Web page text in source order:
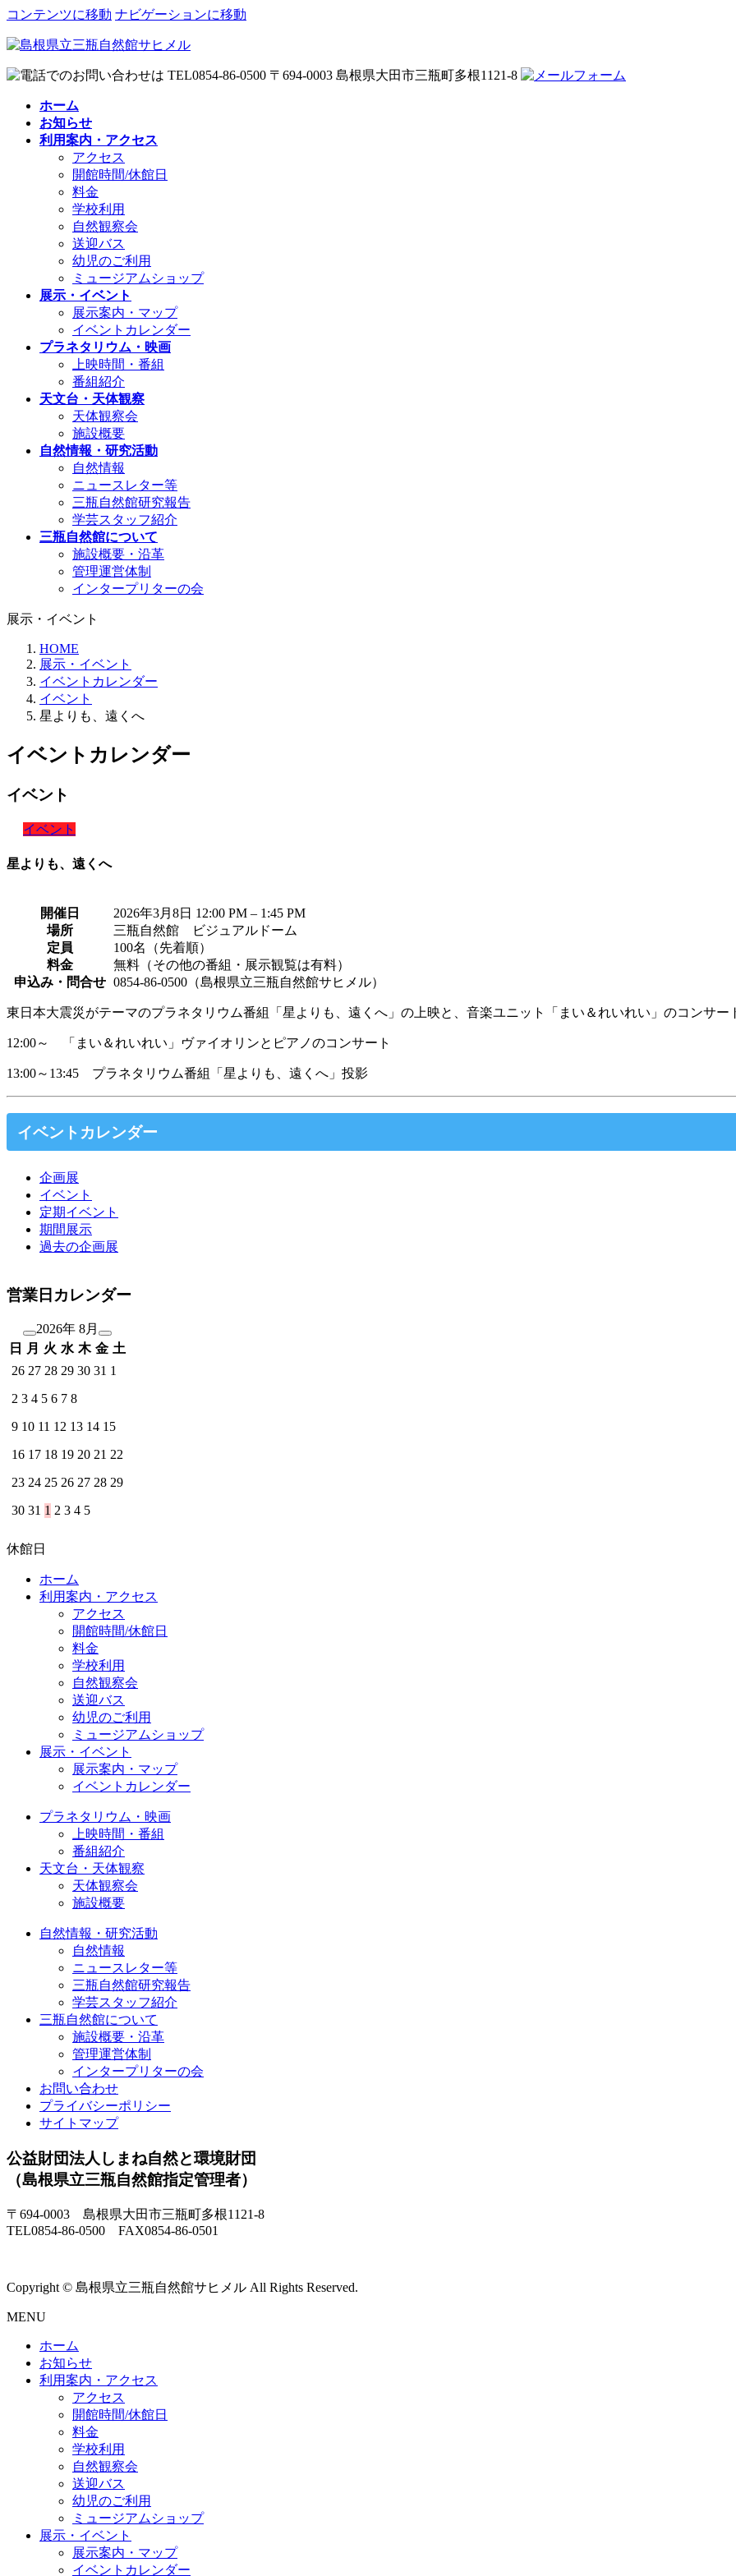
コンテンツに移動 ナビゲーションに移動
ホーム
お知らせ
利用案内・アクセス
アクセス
開館時間/休館日
料金
学校利用
自然観察会
送迎バス
幼児のご利用
ミュージアムショップ
展示・イベント
展示案内・マップ
イベントカレンダー
プラネタリウム・映画
上映時間・番組
番組紹介
天文台・天体観察
天体観察会
施設概要
自然情報・研究活動
自然情報
ニュースレター等
三瓶自然館研究報告
学芸スタッフ紹介
三瓶自然館について
施設概要・沿革
管理運営体制
インタープリターの会
展示・イベント
HOME
展示・イベント
イベントカレンダー
イベント
星よりも、遠くへ
イベントカレンダー
イベント
イベント
星よりも、遠くへ
開催日 2026年3月8日 12:00 PM – 1:45 PM
場所
三瓶自然館 ビジュアルドーム
定員
100名（先着順）
料金
無料（その他の番組・展示観覧は有料）
申込み・問合せ 0854-86-0500（島根県立三瓶自然館サヒメル）
東日本大震災がテーマのプラネタリウム番組「星よりも、遠くへ」の上映と、音楽ユニット「まい＆れいれい」のコンサー
12:00～ 「まい＆れいれい」ヴァイオリンとピアノのコンサート
13:00～13:45 プラネタリウム番組「星よりも、遠くへ」投影
イベントカレンダー
企画展
イベント
定期イベント
期間展示
過去の企画展
営業日カレンダー
2026年 8月
日
月 火 水 木 金 土
26 27 28 29 30 31 1
2 3 4 5 6 7 8
9 10 11 12 13 14 15
16 17 18 19 20 21 22
23 24 25 26 27 28 29
30 31 1 2 3 4 5
休館日
ホーム
利用案内・アクセス
アクセス
開館時間/休館日
料金
学校利用
自然観察会
送迎バス
幼児のご利用
ミュージアムショップ
展示・イベント
展示案内・マップ
イベントカレンダー
プラネタリウム・映画
上映時間・番組
番組紹介
天文台・天体観察
天体観察会
施設概要
自然情報・研究活動
自然情報
ニュースレター等
三瓶自然館研究報告
学芸スタッフ紹介
三瓶自然館について
施設概要・沿革
管理運営体制
インタープリターの会
お問い合わせ
プライバシーポリシー
サイトマップ
公益財団法人しまね自然と環境財団
（島根県立三瓶自然館指定管理者）
〒694-0003 島根県大田市三瓶町多根1121-8
TEL0854-86-0500 FAX0854-86-0501
Copyright © 島根県立三瓶自然館サヒメル All Rights Reserved.
MENU
ホーム
お知らせ
利用案内・アクセス
アクセス
開館時間/休館日
料金
学校利用
自然観察会
送迎バス
幼児のご利用
ミュージアムショップ
展示・イベント
展示案内・マップ
イベントカレンダー